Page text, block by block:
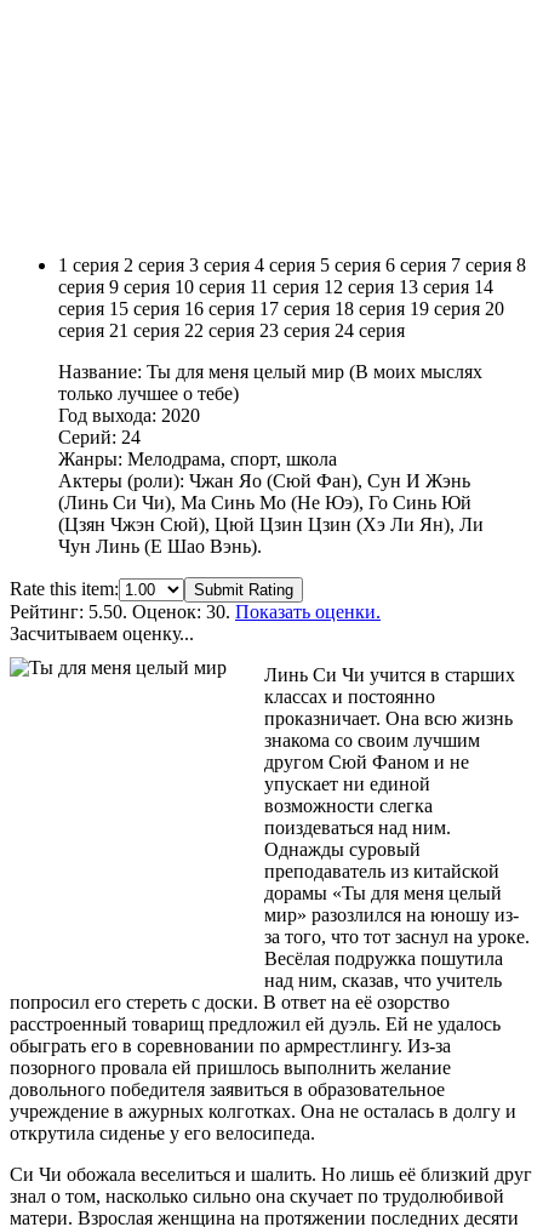
1 серия 2 серия 3 серия 4 серия 5 серия 6 серия 7 серия 8
серия 9 серия 10 серия 11 серия 12 серия 13 серия 14
серия 15 серия 16 серия 17 серия 18 серия 19 серия 20
серия 21 серия 22 серия 23 серия 24 серия
Название: Ты для меня целый мир (В моих мыслях
только лучшее о тебе)
Год выхода: 2020
Серий: 24
Жанры: Мелодрама, спорт, школа
Актеры (роли): Чжан Яо (Сюй Фан), Сун И Жэнь
(Линь Си Чи), Ма Синь Мо (Не Юэ), Го Синь Юй
(Цзян Чжэн Сюй), Цюй Цзин Цзин (Хэ Ли Ян), Ли
Чун Линь (Е Шао Вэнь).
Rate this item: Submit Rating
Рейтинг: 5.50. Оценок: 30. Показать оценки.
Засчитываем оценку...
Линь Си Чи учится в старших
классах и постоянно
проказничает. Она всю жизнь
знакома со своим лучшим
другом Сюй Фаном и не
упускает ни единой
возможности слегка
поиздеваться над ним.
Однажды суровый
преподаватель из китайской
дорамы «Ты для меня целый
мир» разозлился на юношу из-
за того, что тот заснул на уроке.
Весёлая подружка пошутила
над ним, сказав, что учитель
попросил его стереть с доски. В ответ на её озорство
расстроенный товарищ предложил ей дуэль. Ей не удалось
обыграть его в соревновании по армрестлингу. Из-за
позорного провала ей пришлось выполнить желание
довольного победителя заявиться в образовательное
учреждение в ажурных колготках. Она не осталась в долгу и
открутила сиденье у его велосипеда.
Си Чи обожала веселиться и шалить. Но лишь её близкий друг
знал о том, насколько сильно она скучает по трудолюбивой
матери. Взрослая женщина на протяжении последних десяти